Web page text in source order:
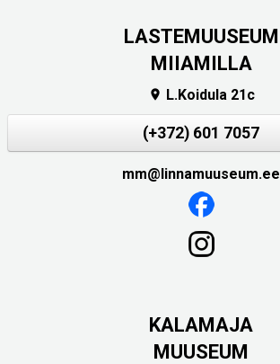
LASTEMUUSEUM
MIIAMILLA
 L.Koidula 21c
(+372) 601 7057
mm@linnamuuseum.ee
KALAMAJA
MUUSEUM